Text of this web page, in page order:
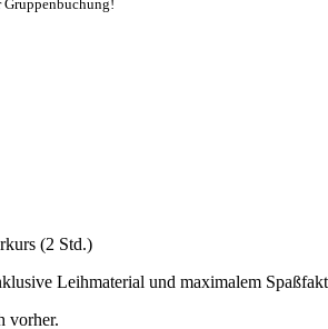
Gruppenbuchung!
(2 Std.)
Leihmaterial und maximalem
vorher.